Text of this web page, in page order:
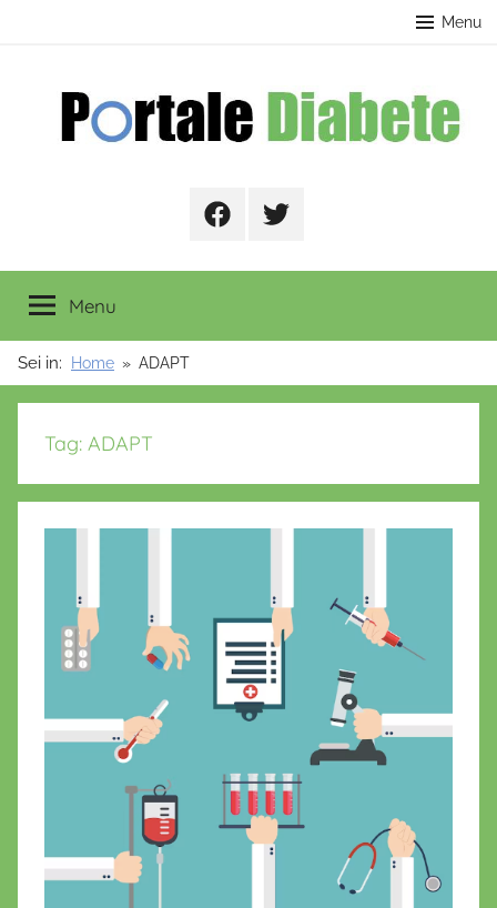
Menu
FacebookTwitter
Menu
Sei in: Home ADAPT
Tag: ADAPT